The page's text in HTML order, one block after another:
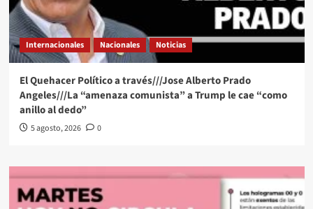
Internacionales Nacionales Noticias
El Quehacer Político a través///Jose Alberto Prado
Angeles///La “amenaza comunista” a Trump le cae “como
anillo al dedo”
5 agosto, 2026 0